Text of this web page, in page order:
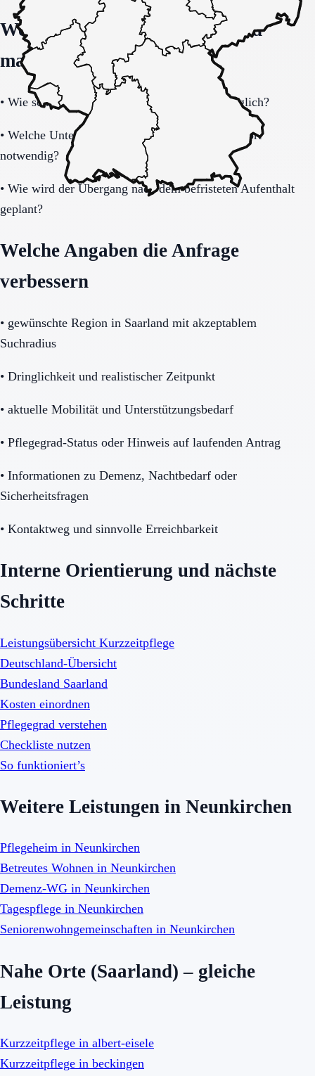
Welche Fragen den Unterschied
machen
• Wie schnell ist eine Aufnahme realistisch möglich?
• Welche Unterlagen und Informationen sind sofort
notwendig?
• Wie wird der Übergang nach dem befristeten Aufenthalt
geplant?
Welche Angaben die Anfrage
verbessern
• gewünschte Region in Saarland mit akzeptablem
Suchradius
• Dringlichkeit und realistischer Zeitpunkt
• aktuelle Mobilität und Unterstützungsbedarf
• Pflegegrad-Status oder Hinweis auf laufenden Antrag
• Informationen zu Demenz, Nachtbedarf oder
Sicherheitsfragen
• Kontaktweg und sinnvolle Erreichbarkeit
Interne Orientierung und nächste
Schritte
Leistungsübersicht Kurzzeitpflege
Deutschland-Übersicht
Bundesland Saarland
Kosten einordnen
Pflegegrad verstehen
Checkliste nutzen
So funktioniert’s
Weitere Leistungen in Neunkirchen
Pflegeheim in Neunkirchen
Betreutes Wohnen in Neunkirchen
Demenz-WG in Neunkirchen
Tagespflege in Neunkirchen
Seniorenwohngemeinschaften in Neunkirchen
Nahe Orte (Saarland) – gleiche
Leistung
Kurzzeitpflege in albert-eisele
Kurzzeitpflege in beckingen